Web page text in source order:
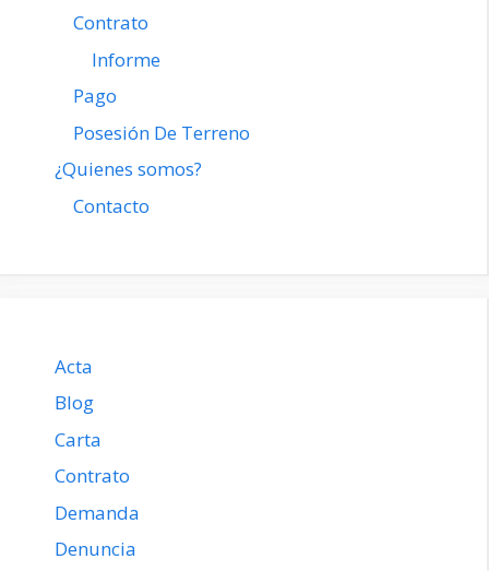
Contrato
Informe
Pago
Posesión De Terreno
¿Quienes somos?
Contacto
Acta
Blog
Carta
Contrato
Demanda
Denuncia